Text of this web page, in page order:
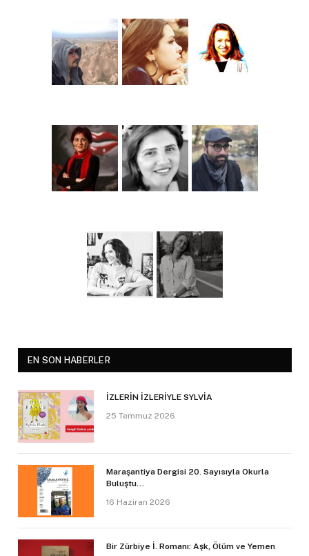
EN SON HABERLER
İZLERİN İZLERİYLE SYLVİA
25 Temmuz 2026
Maraşantiya Dergisi 20. Sayısıyla Okurla
Buluştu…
16 Haziran 2026
Bir Zürbiye İ. Romanı: Aşk, Ölüm ve Yemen